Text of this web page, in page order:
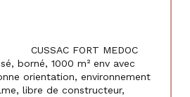
borné, 1000 m² env avec
orientation, environnement
libre de constructeur,